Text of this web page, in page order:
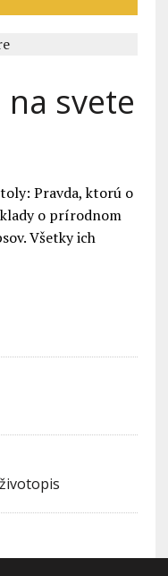
na svete
Pravda, ktorú o
o prírodnom
Všetky ich